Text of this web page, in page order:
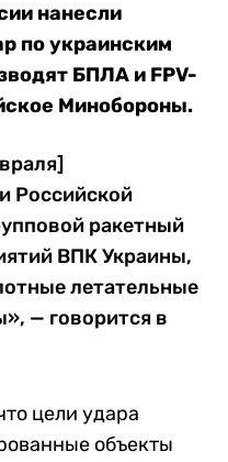
нанесли
по украинским
БПЛА и FPV-
Минобороны.
Российской
ракетный
ВПК Украины,
летательные
— говорится в
цели удара
объекты